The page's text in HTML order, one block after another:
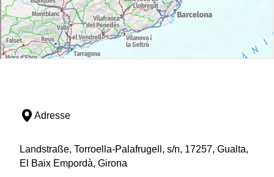
Adresse
Landstraße, Torroella-Palafrugell, s/n, 17257, Gualta,
El Baix Empordà, Girona